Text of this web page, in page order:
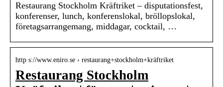
Restaurang Stockholm Kräftriket – disputationsfest,
konferenser, lunch, konferenslokal, bröllopslokal,
företagsarrangemang, middagar, cocktail, …
http s://www.eniro.se › restaurang+stockholm+kräftriket
Restaurang Stockholm